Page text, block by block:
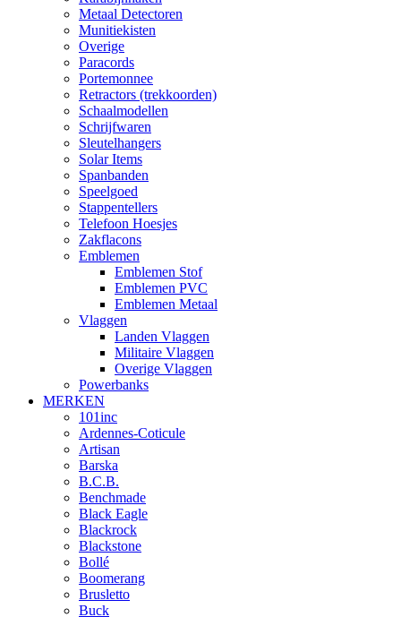
Metaal Detectoren
Munitiekisten
Overige
Paracords
Portemonnee
Retractors (trekkoorden)
Schaalmodellen
Schrijfwaren
Sleutelhangers
Solar Items
Spanbanden
Speelgoed
Stappentellers
Telefoon Hoesjes
Zakflacons
Emblemen
Emblemen Stof
Emblemen PVC
Emblemen Metaal
Vlaggen
Landen Vlaggen
Militaire Vlaggen
Overige Vlaggen
Powerbanks
MERKEN
101inc
Ardennes-Coticule
Artisan
Barska
B.C.B.
Benchmade
Black Eagle
Blackrock
Blackstone
Bollé
Boomerang
Brusletto
Buck